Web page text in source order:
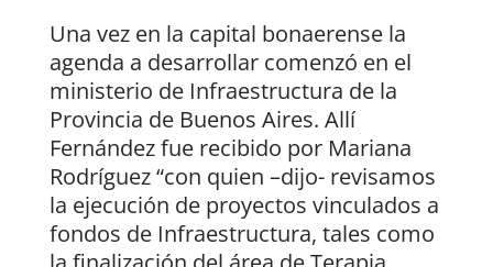
Una vez en la capital bonaerense la
agenda a desarrollar comenzó en el
ministerio de Infraestructura de la
Provincia de Buenos Aires. Allí
Fernández fue recibido por Mariana
Rodríguez “con quien –dijo- revisamos
la ejecución de proyectos vinculados a
fondos de Infraestructura, tales como